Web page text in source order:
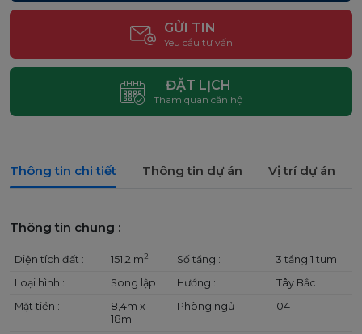
GỬI TIN
Yêu cầu tư vấn
ĐẶT LỊCH
Tham quan căn hộ
Thông tin chi tiết Thông tin dự án Vị trí dự án
Thông tin chung :
Diện tích đất : 151,2 m2 Số tầng :
3 tầng 1 tum
Loại hình :
Song lập Hướng :
Tây Bắc
Mặt tiền :
8,4m x
18m
Phòng ngủ : 04